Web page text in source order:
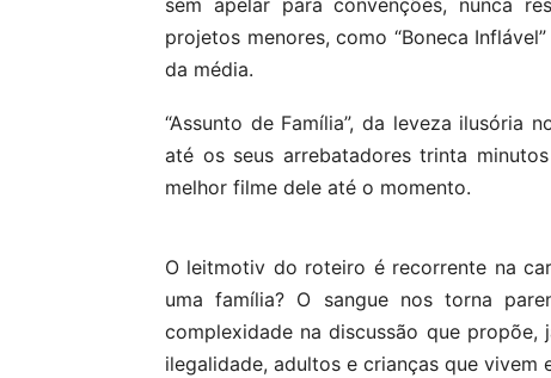
sem apelar para convenções, nunca
projetos menores, como “Boneca
da média.
“Assunto de Família”, da leveza ilusória
até os seus arrebatadores trinta
melhor filme dele até o momento.
O leitmotiv do roteiro é recorrente na
uma família? O sangue nos torna
complexidade na discussão que
ilegalidade, adultos e crianças que